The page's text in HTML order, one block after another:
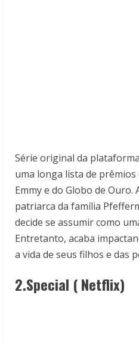
Série original da
uma longa lista de
Emmy e do Globo de
patriarca da família
decide se assumir como
Entretanto, acaba
a vida de seus filhos e das
2.Special ( Netflix)